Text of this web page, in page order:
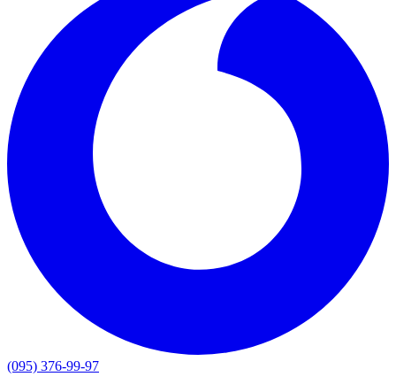
(095) 376-99-97